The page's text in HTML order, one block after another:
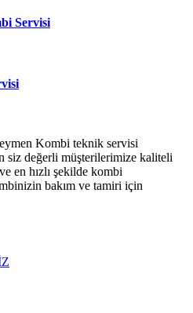
Servisi
Kombi teknik servisi
siz değerli müşterilerimize kaliteli
en hızlı şekilde kombi
bakım ve tamiri için